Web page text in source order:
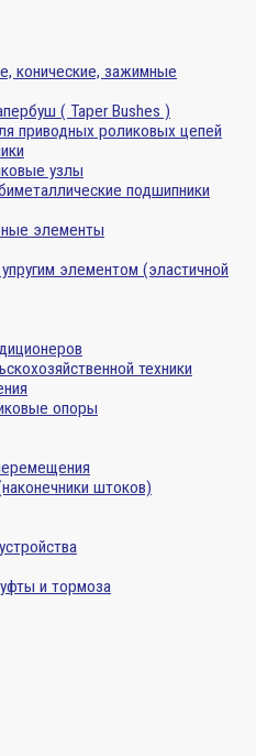
конические, зажимные
( Taper Bushes )
приводных роликовых цепей
узлы
подшипники
элементы
элементом (эластичной
техники
опоры
штоков)
и тормоза